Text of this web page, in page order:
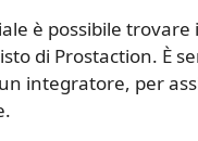
è possibile
di Prostaction. È
integratore, per